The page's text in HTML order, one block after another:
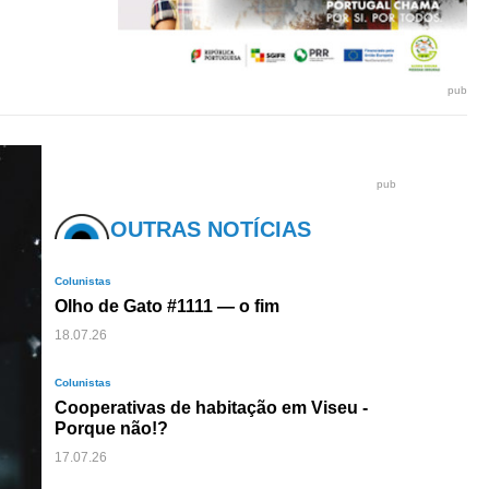
pub
pub
OUTRAS NOTÍCIAS
Colunistas
Olho de Gato #1111 — o fim
18.07.26
Colunistas
Cooperativas de habitação em Viseu -
Porque não!?
17.07.26